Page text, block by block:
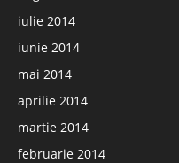
iulie 2014
iunie 2014
mai 2014
aprilie 2014
martie 2014
februarie 2014